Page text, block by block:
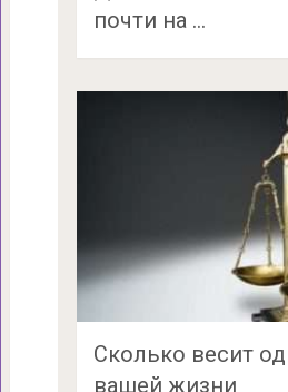
почти на …
Сколько весит
вашей жизни